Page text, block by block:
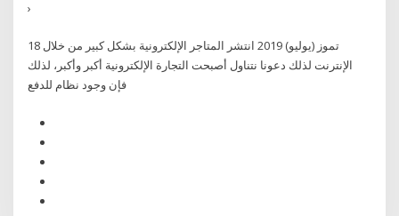
›
18 تموز (يوليو) 2019 انتشر المتاجر الإلكترونية بشكل كبير من خلال
الإنترنت لذلك دعونا نتناول أصبحت التجارة الإلكترونية أكبر وأكبر، لذلك